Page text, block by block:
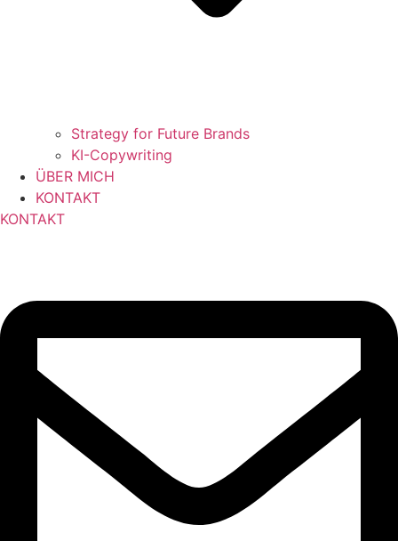
Strategy for Future Brands
KI-Copywriting
ÜBER MICH
KONTAKT
KONTAKT